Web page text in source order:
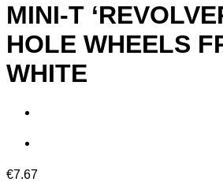
MINI-T
HOLE WHEELS
WHITE
€7.67